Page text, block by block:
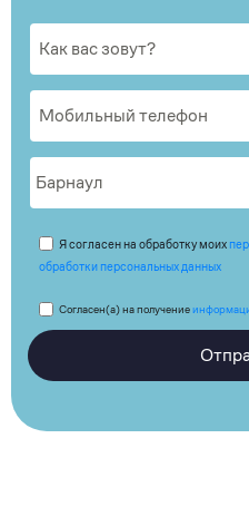
Я согласен на обработку моих
обработки персональных данных
Согласен(а) на получение